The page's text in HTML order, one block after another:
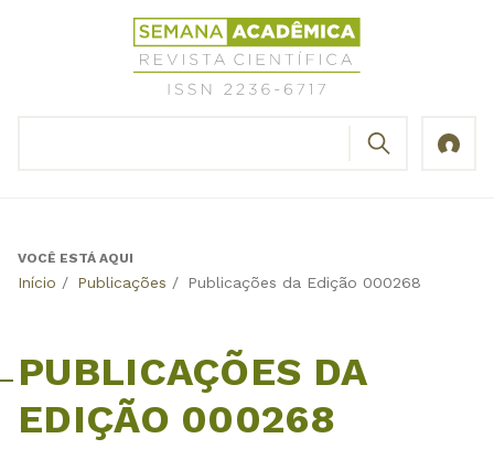
Revista
Científica
Semana
Back
VOCÊ ESTÁ AQUI
Início / Publicações / Publicações da Edição 000268
PUBLICAÇÕES DA
EDIÇÃO 000268